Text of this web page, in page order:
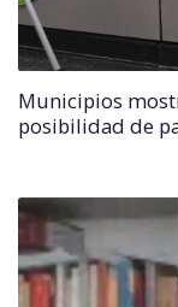
Municipios
posibilidad de